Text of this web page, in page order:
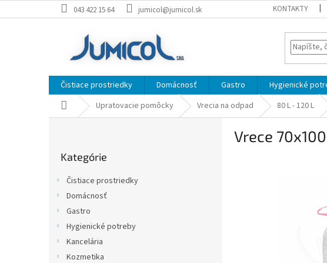
na
043 422 15 64 jumicol@jumicol.sk KONTAKTY
Čistiace prostriedky Domácnosť Gastro Hygienické
DomovUpratovacie pomôcky Vrecia na odpad 80 L - 120 L
kategórie
Kategórie
Čistiace prostriedky
Domácnosť
Gastro
Hygienické potreby
Kancelária
Kozmetika
Vrece